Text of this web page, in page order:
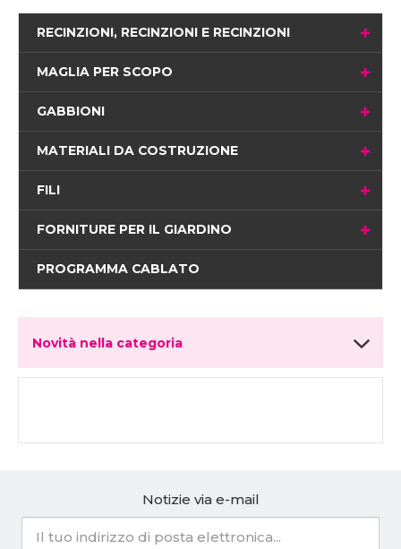
RECINZIONI, RECINZIONI E RECINZIONI
MAGLIA PER SCOPO
GABBIONI
MATERIALI DA COSTRUZIONE
FILI
FORNITURE PER IL GIARDINO
PROGRAMMA CABLATO
Novità nella categoria
Notizie via e-mail